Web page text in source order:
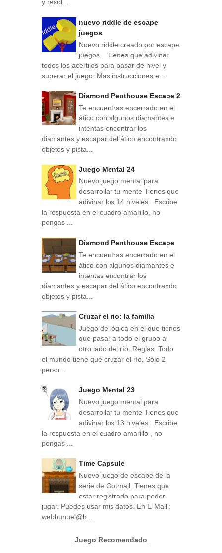
y resol...
nuevo riddle de escape
juegos
Nuevo riddle creado por escape
juegos . Tienes que adivinar
todos los acertijos para pasar de nivel y
superar el juego. Mas instrucciones e...
Diamond Penthouse Escape 2
Te encuentras encerrado en el
ático con algunos diamantes e
intentas encontrar los
diamantes y escapar del ático encontrando
objetos y pista...
Juego Mental 24
Nuevo juego mental para
desarrollar tu mente Tienes que
adivinar los 14 niveles . Escribe
la respuesta en el cuadro amarillo, no
pongas ...
Diamond Penthouse Escape
Te encuentras encerrado en el
ático con algunos diamantes e
intentas encontrar los
diamantes y escapar del ático encontrando
objetos y pista...
Cruzar el rio: la familia
Juego de lógica en el que tienes
que pasar a todo el grupo al
otro lado del río. Reglas: Todo
el mundo tiene que cruzar el río. Sólo 2
perso...
Juego Mental 23
Nuevo juego mental para
desarrollar tu mente Tienes que
adivinar los 13 niveles . Escribe
la respuesta en el cuadro amarillo , no
pongas ...
Time Capsule
Nuevo juego de escape de la
serie de Gotmail. Tienes que
estar registrado para poder
jugar. Puedes usar mis datos. En E-Mail :
webbunuel@h...
Juego Recomendado